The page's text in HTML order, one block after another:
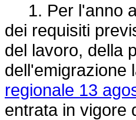
1. Per l'anno
dei requisiti
del lavoro, della
dell'emigrazione
regionale 13
entrata in vigore